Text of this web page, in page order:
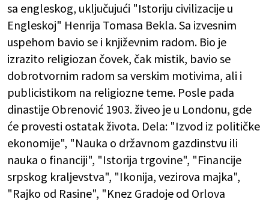
sa engleskog, uključujući "Istoriju civilizacije u
Engleskoj" Henrija Tomasa Bekla. Sa izvesnim
uspehom bavio se i književnim radom. Bio je
izrazito religiozan čovek, čak mistik, bavio se
dobrotvornim radom sa verskim motivima, ali i
publicistikom na religiozne teme. Posle pada
dinastije Obrenović 1903. živeo je u Londonu, gde
će provesti ostatak života. Dela: "Izvod iz političke
ekonomije", "Nauka o državnom gazdinstvu ili
nauka o financiji", "Istorija trgovine", "Financije
srpskog kraljevstva", "Ikonija, vezirova majka",
"Rajko od Rasine", "Knez Gradoje od Orlova